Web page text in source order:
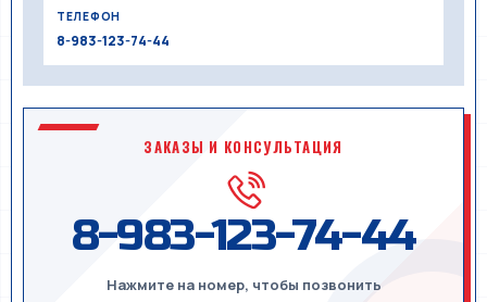
ТЕЛЕФОН
8-983-123-74-44
ЗАКАЗЫ И КОНСУЛЬТАЦИЯ
8-983-123-74-44
Нажмите на номер, чтобы позвонить